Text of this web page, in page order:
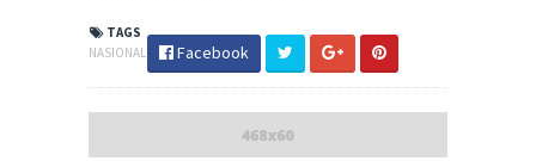
TAGS
NASIONAL
Facebook